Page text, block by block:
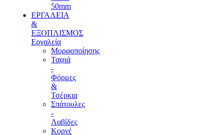
50mm
ΕΡΓΑΛΕΙΑ
&
ΕΞΟΠΛΙΣΜΟΣ
Εργαλεία
Μορφοποίησης
Ταψιά
-
Φόρμες
&
Τσέρκια
Σπάτουλες
-
Λαβίδες
Κορνέ